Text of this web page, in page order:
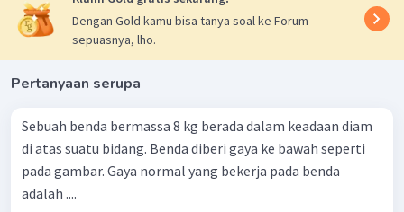
Dengan Gold kamu bisa tanya soal ke Forum
sepuasnya, lho.
Pertanyaan serupa
Sebuah benda bermassa 8 kg berada dalam keadaan diam
di atas suatu bidang. Benda diberi gaya ke bawah seperti
pada gambar. Gaya normal yang bekerja pada benda
adalah ....